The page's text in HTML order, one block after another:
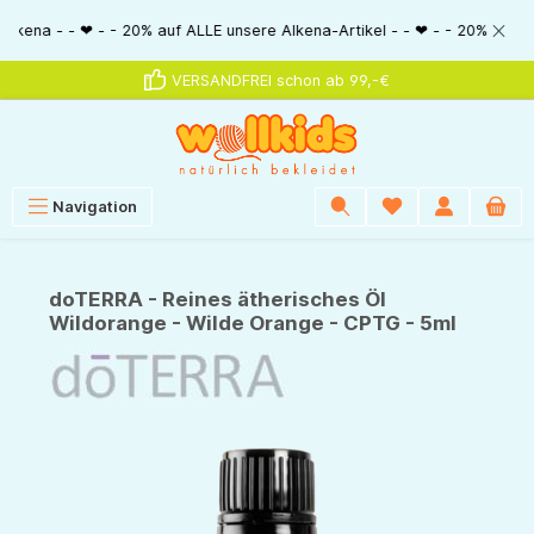
springenauf ALLE unsere Alkena-Artikel - - ❤ - - 20% NUR MIT
VERSANDFREI schon ab 99,-€
Navigation
doTERRA - Reines ätherisches Öl
Wildorange - Wilde Orange - CPTG - 5ml
Bildergalerie überspringen